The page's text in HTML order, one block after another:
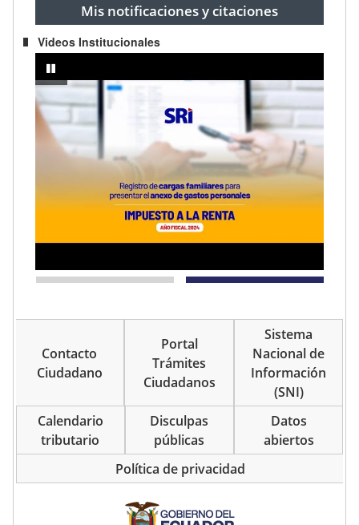
Mis notificaciones y citaciones
Videos Institucionales
pausar
Contacto
Ciudadano
Portal
Trámites
Ciudadanos
Sistema
Nacional de
Información
(SNI)
Calendario
tributario
Disculpas
públicas
Datos
abiertos
Política de privacidad